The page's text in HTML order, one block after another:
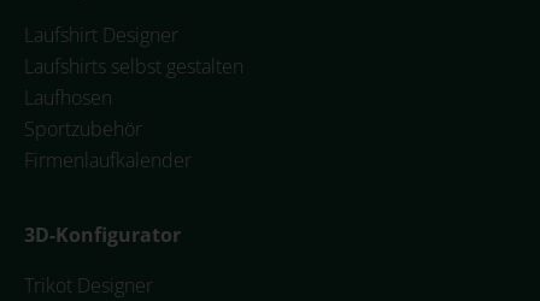
Laufshirt Designer
Laufshirts selbst gestalten
Laufhosen
Sportzubehör
Firmenlaufkalender
3D-Konfigurator
Trikot Designer